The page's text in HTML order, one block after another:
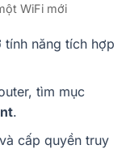
WiFi mới
năng tích hợp
tìm mục
.
cấp quyền truy